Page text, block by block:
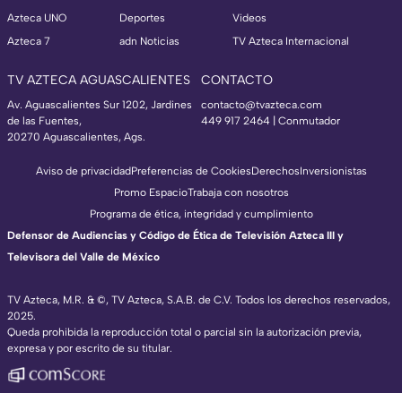
Azteca UNO
Azteca 7
Deportes
adn Noticias
Videos
TV Azteca Internacional
TV AZTECA AGUASCALIENTES
Av. Aguascalientes Sur 1202, Jardines
de las Fuentes,
20270 Aguascalientes, Ags.
CONTACTO
contacto@tvazteca.com
449 917 2464 | Conmutador
TV Azteca, M.R. & ©, TV Azteca, S.A.B. de C.V. Todos los derechos reservados,
2025.
Queda prohibida la reproducción total o parcial sin la autorización previa,
expresa y por escrito de su titular.
Aviso de privacidadPreferencias de CookiesDerechosInversionistas
Promo EspacioTrabaja con nosotros
Programa de ética, integridad y cumplimiento
Defensor de Audiencias y Código de Ética de Televisión Azteca III y
Televisora del Valle de México